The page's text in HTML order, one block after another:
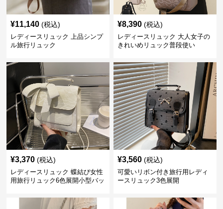
¥11,140 (税込)
レディースリュック 上品シンプ
ル旅行リュック
¥8,390 (税込)
レディースリュック 大人女子の
きれいめリュック普段使い
¥3,370 (税込)
レディースリュック 蝶結び女性
用旅行リュック6色展開小型バッ
¥3,560 (税込)
可愛いリボン付き旅行用レディ
ースリュック3色展開